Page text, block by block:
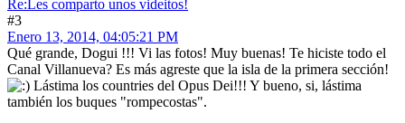
Re:Les comparto unos videitos!
#3
Enero 13, 2014, 04:05:21 PM
Qué grande, Dogui !!! Vi las fotos! Muy buenas! Te hiciste todo el
Canal Villanueva? Es más agreste que la isla de la primera sección!
Lástima los countries del Opus Dei!!! Y bueno, si, lástima
también los buques "rompecostas".